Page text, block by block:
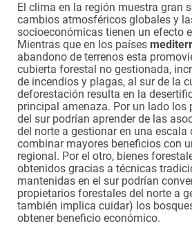
El clima en la región muestra gran
cambios atmosféricos globales y
socioeconómicas tienen un efecto
Mientras que en los países
abandono de terrenos esta
cubierta forestal no gestionada,
de incendios y plagas, al sur de la
deforestación resulta en la
principal amenaza. Por un lado los
del sur podrían aprender de las
del norte a gestionar en una escala
combinar mayores beneficios con
regional. Por el otro, bienes
obtenidos gracias a técnicas
mantenidas en el sur podrían
propietarios forestales del norte a
también implica cuidar) los
obtener beneficio económico.